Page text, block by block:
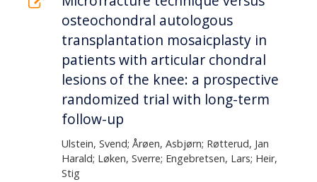
osteochondral autologous
transplantation mosaicplasty in
patients with articular chondral
lesions of the knee: a prospective
randomized trial with long-term
follow-up
Ulstein, Svend; Årøen, Asbjørn; Røtterud, Jan
Harald; Løken, Sverre; Engebretsen, Lars; Heir,
Stig